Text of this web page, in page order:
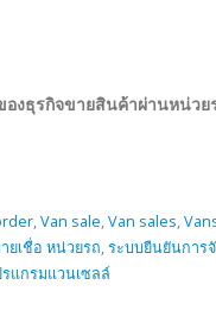
งธุรกิจขายสินค้าผ่านหน่ว
,Van sale,Van sales,
ยเชื่อ หน่วยรถ,ระบบยืนยันการ
แกรมแวนเซลล์